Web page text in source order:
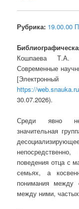
Рубрика:
Кошпаева Т.А.
Современные
https://
30.07.2026).
Среди явно
значительная
поведения отца с
семьях, а
понимания между
между ними,